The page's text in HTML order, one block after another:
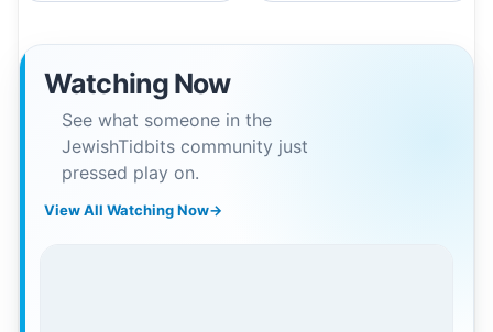
Watching Now
See what someone in the
JewishTidbits community just
pressed play on.
View All Watching Now→